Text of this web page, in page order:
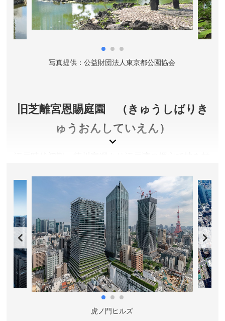
開園時間／常時
休園日／年中無休 ※サービスセンター及び各施設は年
末年始は休業となります。
アクセス／JR 浜松町より徒歩約12分。都営地下鉄三田
線 芝公園駅より徒歩約2分。御成門駅より徒歩約10分。
お問い合わせ／03-3431-4359(芝公園サービスセンタ
東京都公園協会(芝公園ページ) 公式サイト
写真提供：公益財団法人東京都公園協会
旧芝離宮恩賜庭園 （きゅうしばりき
ゅうおんしていえん）
て造らせた大名庭園。中国の西湖の堤を模した石造
りの堤、蓬莱島の石組や州浜、砂浜、小田原・根府
川石を用いた飛石など、風情溢れる景色が広がりま
す。日本庭園の集大成と言える回遊式泉水庭園を見
事に表した名勝です。
東京都港区
入園料／一般150円、65歳以上70円(小学生以下及び都
内在住・在学の中学生は無料)
休園日／年末年始(12月29日～翌年1月1日まで)
虎ノ門ヒルズ